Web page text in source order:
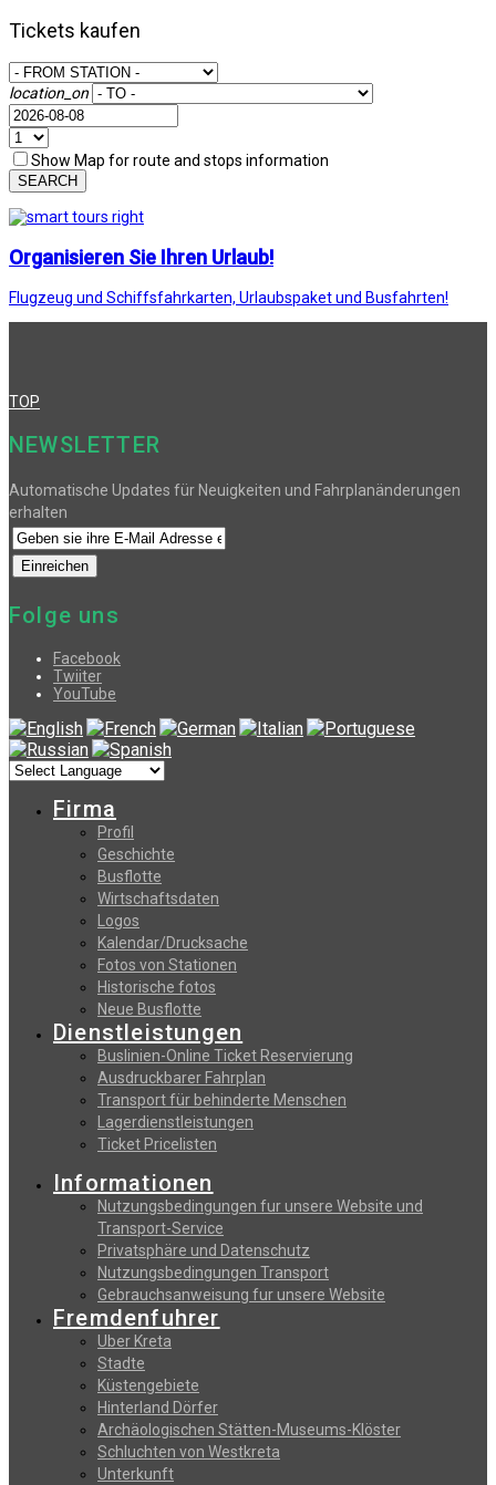
Tickets kaufen
location_on
Show Map for route and stops information
SEARCH
Organisieren Sie Ihren Urlaub!
Flugzeug und Schiffsfahrkarten, Urlaubspaket und Busfahrten!
TOP
NEWSLETTER
Automatische Updates für Neuigkeiten und Fahrplanänderungen
erhalten
Folge uns
Facebook
Twiiter
YouTube
Firma
Profil
Geschichte
Busflotte
Wirtschaftsdaten
Logos
Kalendar/Drucksache
Fotos von Stationen
Historische fotos
Neue Busflotte
Dienstleistungen
Buslinien-Online Ticket Reservierung
Αusdruckbarer Fahrplan
Transport für behinderte Menschen
Lagerdienstleistungen
Ticket Pricelisten
Informationen
Nutzungsbedingungen fur unsere Website und
Transport-Service
Privatsphäre und Datenschutz
Nutzungsbedingungen Transport
Gebrauchsanweisung fur unsere Website
Fremdenfuhrer
Uber Kreta
Stadte
Küstengebiete
Hinterland Dörfer
Archäologischen Stätten-Museums-Klöster
Schluchten von Westkreta
Unterkunft